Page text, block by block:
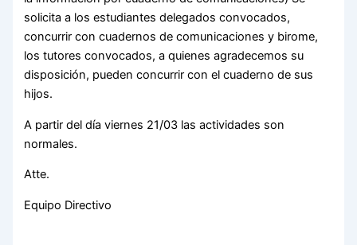
solicita a los estudiantes delegados convocados,
concurrir con cuadernos de comunicaciones y birome,
los tutores convocados, a quienes agradecemos su
disposición, pueden concurrir con el cuaderno de sus
hijos.
A partir del día viernes 21/03 las actividades son
normales.
Atte.
Equipo Directivo